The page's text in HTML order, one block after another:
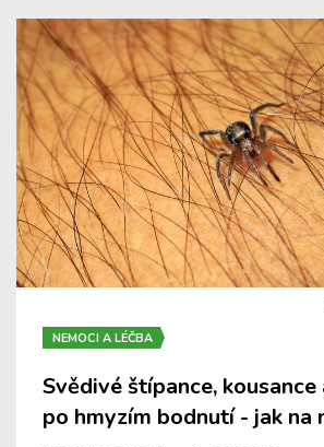
NEMOCI A LÉČBA
Svědivé štípance,
po hmyzím bodnutí - jak na